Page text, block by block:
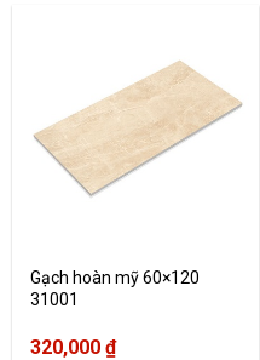
Gạch hoàn mỹ 60×120
31001
320,000 ₫